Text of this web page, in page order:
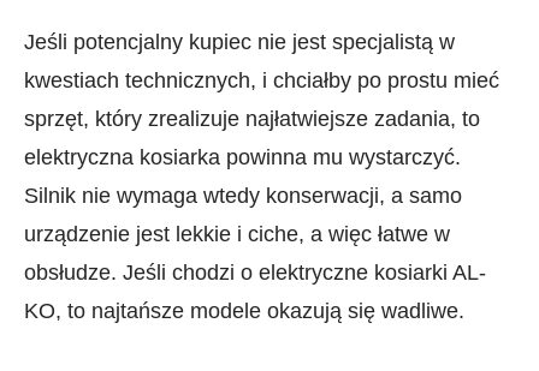
Jeśli potencjalny kupiec nie jest specjalistą w
kwestiach technicznych, i chciałby po prostu mieć
sprzęt, który zrealizuje najłatwiejsze zadania, to
elektryczna kosiarka powinna mu wystarczyć.
Silnik nie wymaga wtedy konserwacji, a samo
urządzenie jest lekkie i ciche, a więc łatwe w
obsłudze. Jeśli chodzi o elektryczne kosiarki AL-
KO, to najtańsze modele okazują się wadliwe.